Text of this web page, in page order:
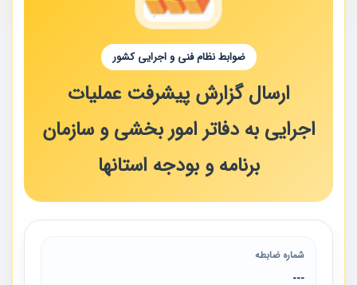
ضوابط نظام فنی و اجرایی کشور
ارسال گزارش پیشرفت عملیات
اجرایی به دفاتر امور بخشی و سازمان
برنامه و بودجه استانها
شماره ضابطه
---